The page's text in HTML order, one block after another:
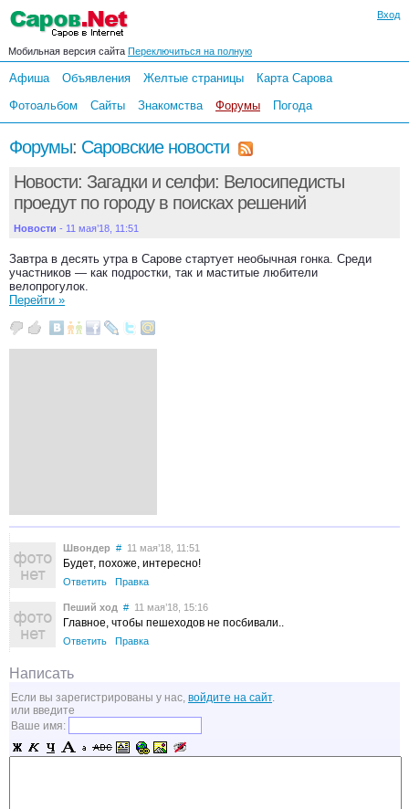
Вход
Мобильная версия сайта Переключиться на полную
Афиша Объявления Желтые страницы
Карта Сарова
Фотоальбом
Сайты Знакомства Форумы Погода
Форумы: Саровские новости
Новости: Загадки и селфи: Велосипедисты
проедут по городу в поисках решений
Новости - 11 мая’18, 11:51
Завтра в десять утра в Сарове стартует необычная гонка. Среди
участников — как подростки, так и маститые любители
велопрогулок.
Перейти »
Швондер # 11 мая’18, 11:51
Будет, похоже, интересно!
Ответить Правка
Пеший ход # 11 мая’18, 15:16
Главное, чтобы пешеходов не посбивали..
Ответить Правка
Написать
Если вы зарегистрированы у нас, войдите на сайт.
или введите
Ваше имя: